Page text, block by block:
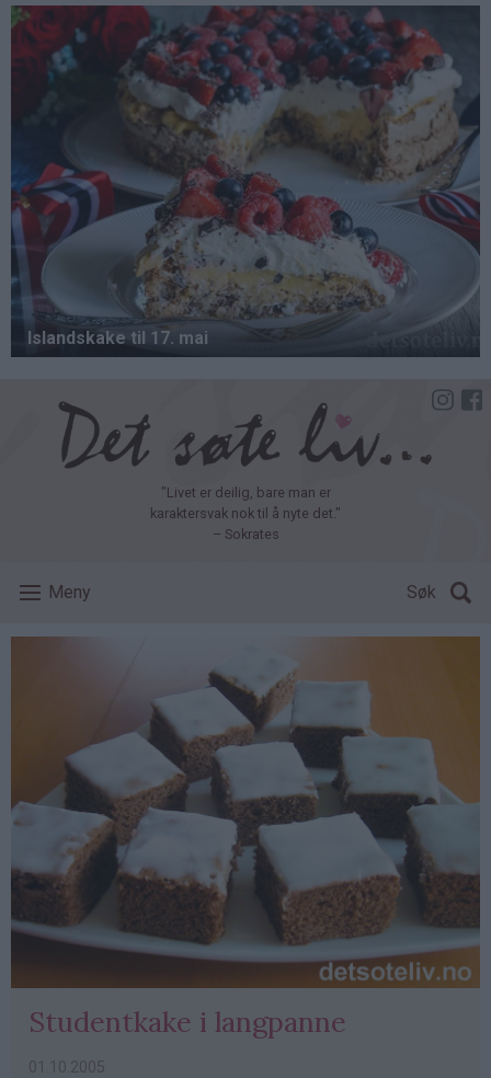
Hopp
hovedinnhold
"Livet er deilig, bare man er
karaktersvak nok til å nyte det."
– Sokrates
Meny Søk
Studentkake i langpanne
01.10.2005